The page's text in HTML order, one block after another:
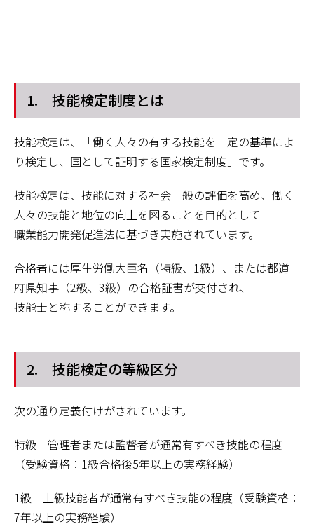
1. 技能検定制度とは
技能検定は、「働く人々の有する技能を一定の基準によ
り検定し、国として証明する国家検定制度」です。
技能検定は、技能に対する社会一般の評価を高め、働く
人々の技能と地位の向上を図ることを目的として
職業能力開発促進法に基づき実施されています。
合格者には厚生労働大臣名（特級、 1級）、または都道
府県知事（2級、 3級）の合格証書が交付され、
技能士と称することができます。
2. 技能検定の等級区分
次の通り定義付けがされています。
特級 管理者または監督者が通常有すべき技能の程度
（受験資格： 1級合格後5年以上の実務経験）
1級 上級技能者が通常有すべき技能の程度（受験資格：
7年以上の実務経験）